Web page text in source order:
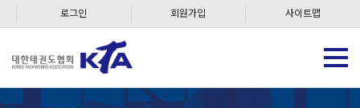
로그인 회원가입 사이트맵